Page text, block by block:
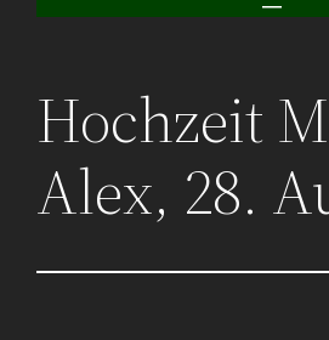
Hochzeit
Alex, 28.